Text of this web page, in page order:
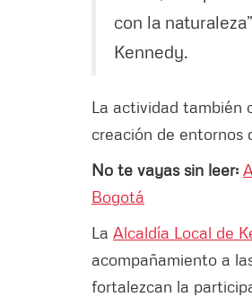
con la
Kennedy.
La actividad también
creación de entornos
No te vayas sin leer:
Bogotá
La Alcaldía Local de
acompañamiento a
fortalezcan la